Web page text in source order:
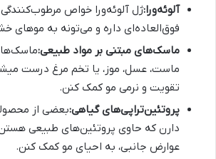
آلوئه‌ورا:ژل آلوئه‌ورا خواص
فوق‌العاده‌ای داره و می‌تونه به موهای
ماسک‌های مبتنی بر مواد طبیعی:
ماست، عسل، موز، یا تخم مرغ درست
تقویت و نرمی مو کمک کنن.
پروتئین‌تراپی‌های گیاهی:بعضی از
دارن که حاوی پروتئین‌های طبیعی
عوارض جانبی، به احیای مو کمک کنن.